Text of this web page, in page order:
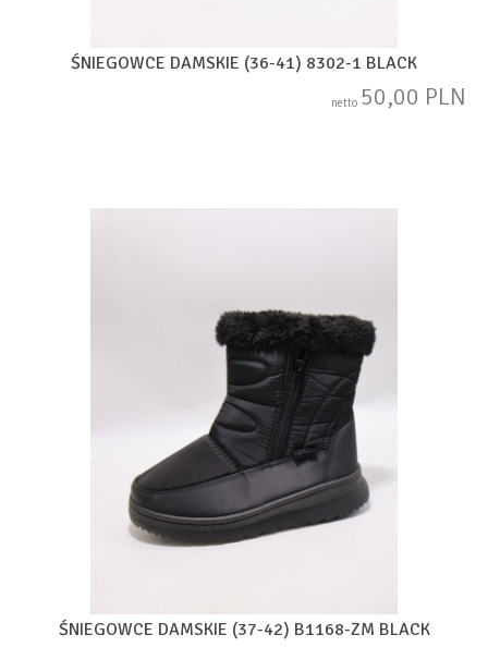
ŚNIEGOWCE DAMSKIE (36-41) 8302-1 BLACK
netto 50,00 PLN
ŚNIEGOWCE DAMSKIE (37-42) B1168-ZM BLACK